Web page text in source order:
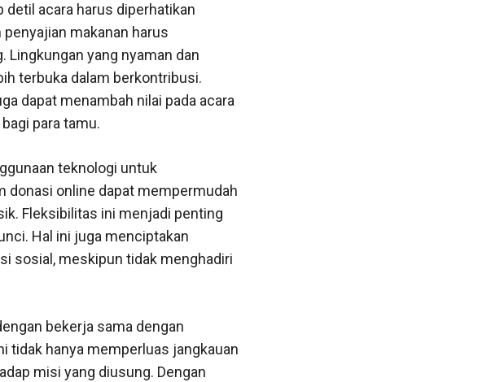
detil acara harus diperhatikan
makanan harus
yang nyaman dan
terbuka dalam berkontribusi.
dapat menambah nilai pada acara
para tamu.
teknologi untuk
donasi online dapat mempermudah
Fleksibilitas ini menjadi penting
Hal ini juga menciptakan
sosial, meskipun tidak menghadiri
bekerja sama dengan
tidak hanya memperluas jangkauan
misi yang diusung. Dengan